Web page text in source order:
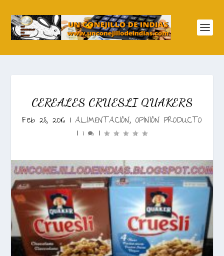
CEREALES CRUESLI QUAKERS
Feb 28, 2016| ALIMENTACIÓN, OPINIÓN PRODUCTO
| 1 |